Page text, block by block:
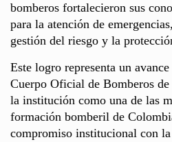
bomberos fortalecieron sus
para la atención de
gestión del riesgo y la
Este logro representa un
Cuerpo Oficial de Bomberos
la institución como una de las
formación bomberil de
compromiso institucional con